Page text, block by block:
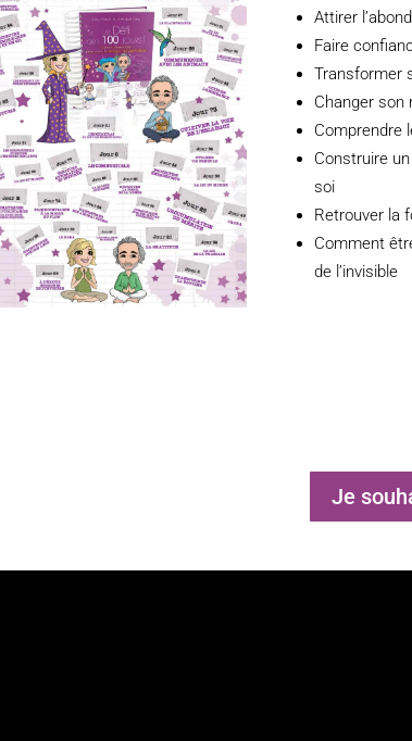
Attirer
Faire
Transformer
Changer son
Comprendre
Construire
soi
Retrouver la
Comment
de l’invisible
Je